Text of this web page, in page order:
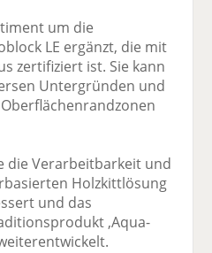
um die
LE ergänzt, die mit
zertifiziert ist. Sie kann
Untergründen und
die Verarbeitbarkeit und
Holzkittlösung
und das
,Aqua-